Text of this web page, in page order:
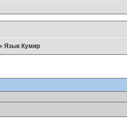
Язык Кумир